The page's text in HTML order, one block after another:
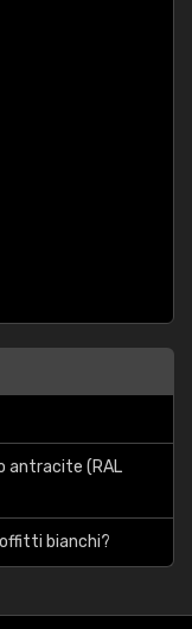
antracite (RAL
bianchi?